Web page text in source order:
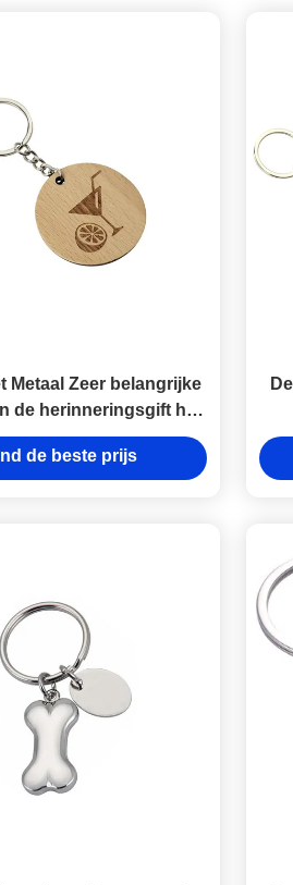
Metaal Zeer belangrijke
de herinneringsgift het
van Logo
Keychain Epoxy
de beste prijs